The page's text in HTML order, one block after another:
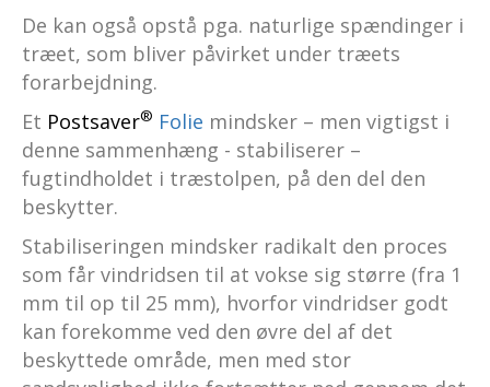
De kan også opstå pga. naturlige spændinger i
træet, som bliver påvirket under træets
forarbejdning.
Et Postsaver® Folie mindsker – men vigtigst i
denne sammenhæng - stabiliserer –
fugtindholdet i træstolpen, på den del den
beskytter.
Stabiliseringen mindsker radikalt den proces
som får vindridsen til at vokse sig større (fra 1
mm til op til 25 mm), hvorfor vindridser godt
kan forekomme ved den øvre del af det
beskyttede område, men med stor